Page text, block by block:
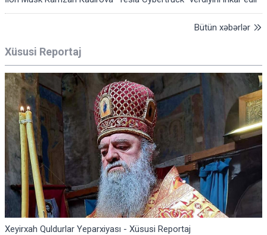
Bütün xəbərlər
Xüsusi Reportaj
Xeyirxah Quldurlar Yeparxiyası - Xüsusi Reportaj